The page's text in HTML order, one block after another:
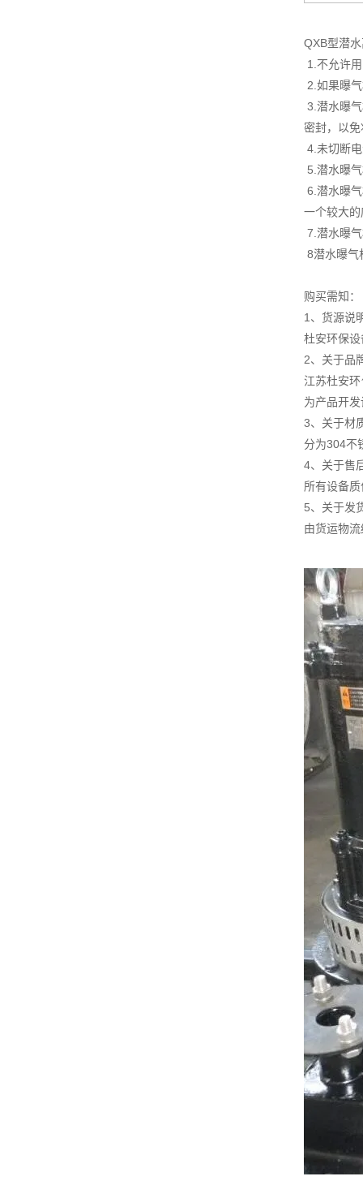
QXB型潜
1.不允许
2.如果曝
3.潜水曝
密封，以
4.未切断
5.潜水曝
6.潜水曝
一个较大
7.潜水曝
8潜水曝气
购买需知：
1、货源说
杜安环保
2、关于品
江苏杜安
为产品开
3、关于材
分为304不
4、关于售
所有设备
5、关于发
由货运物